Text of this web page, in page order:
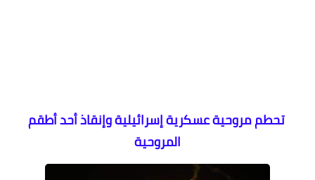
تحطم مروحية عسكرية إسرائيلية وإنقاذ أحد أطقم
المروحية